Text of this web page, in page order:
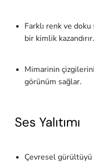
Farklı renk ve
bir kimlik kazandırır.
Mimarinin
görünüm sağlar.
Ses Yalıtımı
Çevresel